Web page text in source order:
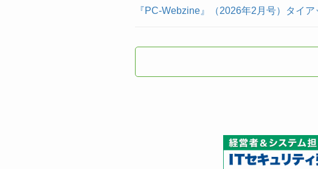
『PC-Webzine』（2026年2月号）タイ